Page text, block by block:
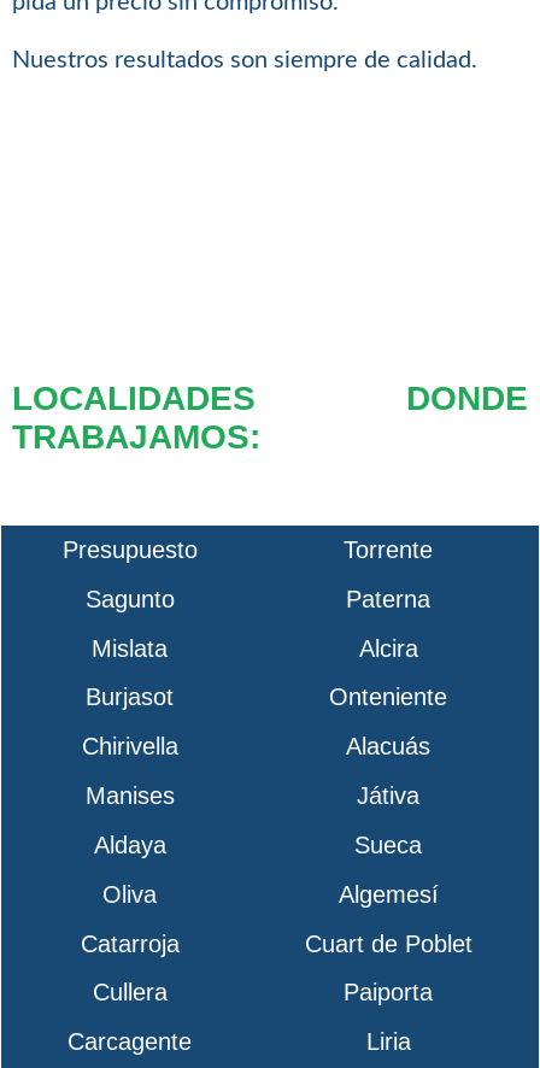
Nuestros resultados son siempre de calidad.
LOCALIDADES DONDE
TRABAJAMOS:
Presupuesto
Torrente
Sagunto
Paterna
Mislata
Alcira
Burjasot
Onteniente
Chirivella
Alacuás
Manises
Játiva
Aldaya
Sueca
Oliva
Algemesí
Catarroja
Cuart de Poblet
Cullera
Paiporta
Carcagente
Liria